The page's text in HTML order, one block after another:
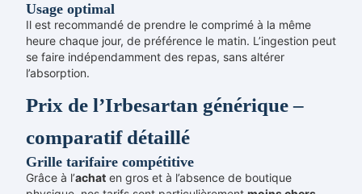
Usage optimal
Il est recommandé de prendre le comprimé à la même
heure chaque jour, de préférence le matin. L’ingestion peut
se faire indépendamment des repas, sans altérer
l’absorption.
Prix de l’Irbesartan générique –
comparatif détaillé
Grille tarifaire compétitive
Grâce à l’achat en gros et à l’absence de boutique